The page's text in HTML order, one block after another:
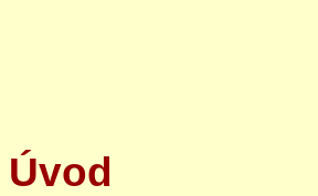
Úvod